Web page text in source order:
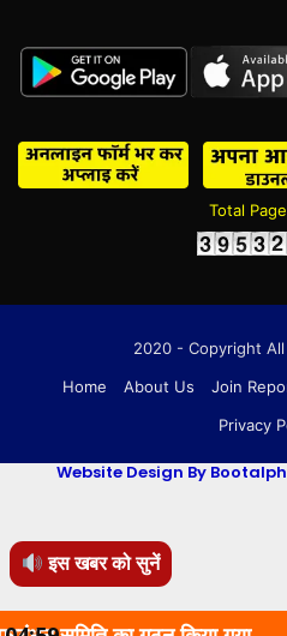
इस खबर को सुनें
Total
2020 - Copyright
Home
About Us Join
Privacy
Website Design By